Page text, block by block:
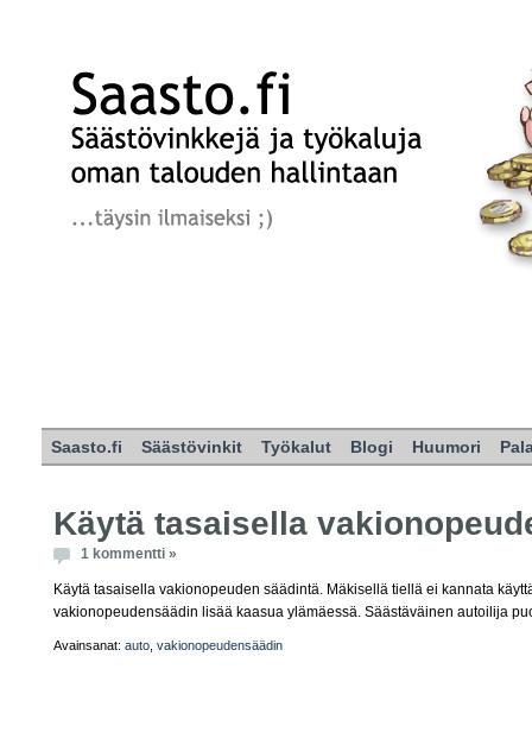
Saasto.fi Säästövinkit Työkalut Blogi Huumori
Käytä tasaisella
1 kommentti »
Käytä tasaisella vakionopeuden säädintä. Mäkisellä tiellä ei kannata
vakionopeudensäädin lisää kaasua ylämäessä. Säästäväinen autoilija
Avainsanat: auto vakionopeudensäädin